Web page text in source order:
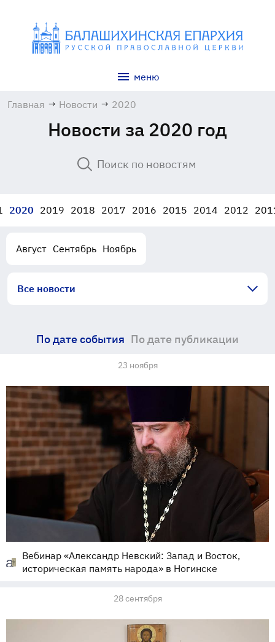
меню
Главная → Новости → 2020
Новости за 2020 год
2020 2019 2018 2017 2016 2015 2014 2012
Август Сентябрь Ноябрь
Все новости
По дате события По дате публикации
23 ноября
Вебинар «Александр Невский: Запад и Восток,
историческая память народа» в Ногинске
28 сентября